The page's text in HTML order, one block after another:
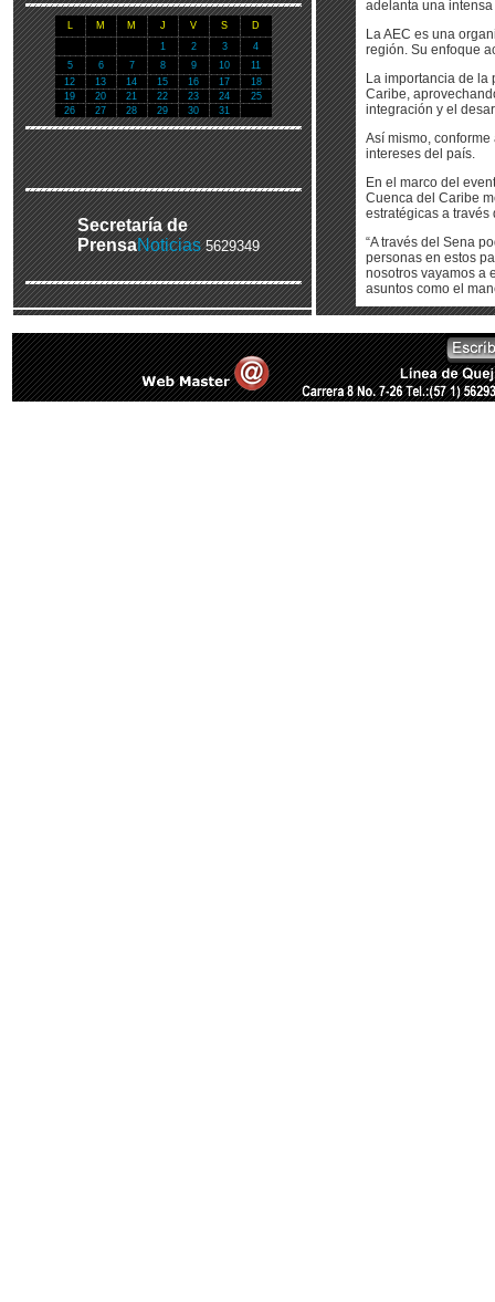
L M M J V S
D
1
2 3
4
5
6 7 8 9 10
11
12
13 14 15 16 17
18
19
20 21 22 23 24
25
26
27 28 29 30 31
Secretaría de
PrensaNoticias 5629349
adelanta una
La AEC es una
región. Su enfoque
La importancia de la
Caribe,
integración y el
Así mismo,
intereses del país.
En el marco del
Cuenca del Caribe
estratégicas a través
“A través del Sena
personas en estos
nosotros vayamos a
asuntos como el